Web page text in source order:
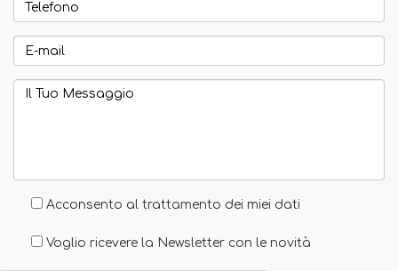
Acconsento al trattamento dei miei dati
Voglio ricevere la Newsletter con le novità